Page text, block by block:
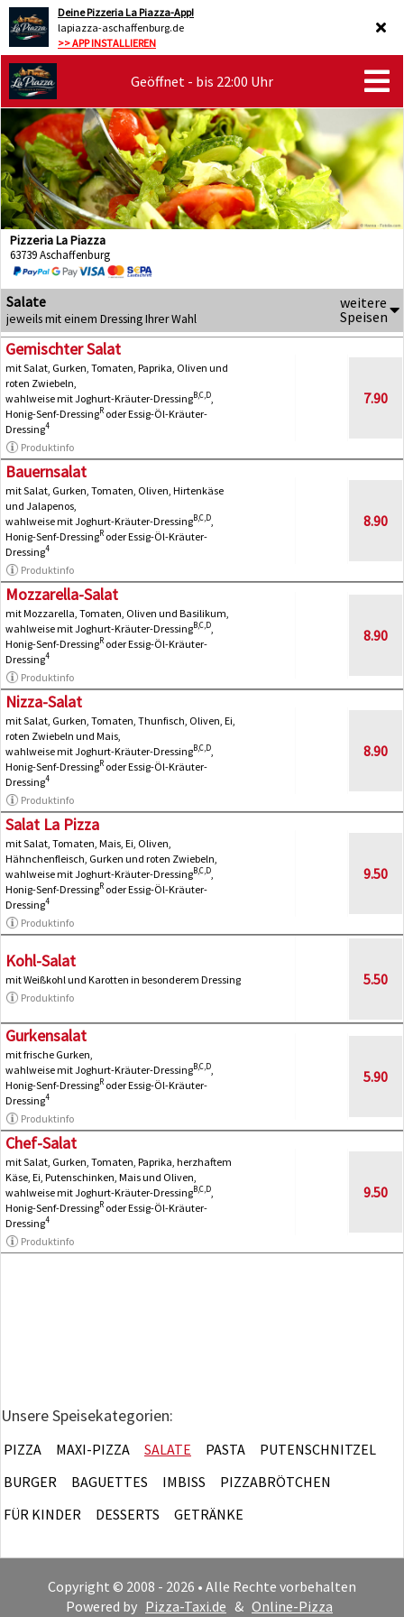
Deine Pizzeria La Piazza-App!
lapiazza-aschaffenburg.de
>> APP INSTALLIEREN
Geöffnet - bis 22:00 Uhr
Pizzeria La Piazza
63739 Aschaffenburg
Salate
jeweils mit einem Dressing Ihrer Wahl
weitere
Speisen
Gemischter Salat
mit Salat, Gurken, Tomaten, Paprika, Oliven und
roten Zwiebeln,
wahlweise mit Joghurt-Kräuter-DressingB,C,D
Honig-Senf-DressingR oder Essig-Öl-Kräuter-
Dressing4
Produktinfo
7.90
Bauernsalat
mit Salat, Gurken, Tomaten, Oliven, Hirtenkäse
und Jalapenos,
wahlweise mit Joghurt-Kräuter-DressingB,C,D
Honig-Senf-DressingR oder Essig-Öl-Kräuter-
Dressing4
Produktinfo
8.90
Mozzarella-Salat
mit Mozzarella, Tomaten, Oliven und Basilikum,
wahlweise mit Joghurt-Kräuter-DressingB,C,D
Honig-Senf-DressingR oder Essig-Öl-Kräuter-
Dressing4
Produktinfo
8.90
Nizza-Salat
mit Salat, Gurken, Tomaten, Thunfisch, Oliven, Ei,
roten Zwiebeln und Mais,
wahlweise mit Joghurt-Kräuter-DressingB,C,D
Honig-Senf-DressingR oder Essig-Öl-Kräuter-
Dressing4
Produktinfo
8.90
Salat La Pizza
mit Salat, Tomaten, Mais, Ei, Oliven,
Hähnchenfleisch, Gurken und roten Zwiebeln,
wahlweise mit Joghurt-Kräuter-DressingB,C,D
Honig-Senf-DressingR oder Essig-Öl-Kräuter-
Dressing4
Produktinfo
9.50
Kohl-Salat
mit Weißkohl und Karotten in besonderem Dressing
Produktinfo
5.50
Gurkensalat
mit frische Gurken,
wahlweise mit Joghurt-Kräuter-DressingB,C,D
Honig-Senf-DressingR oder Essig-Öl-Kräuter-
Dressing4
Produktinfo
5.90
Chef-Salat
mit Salat, Gurken, Tomaten, Paprika, herzhaftem
Käse, Ei, Putenschinken, Mais und Oliven,
wahlweise mit Joghurt-Kräuter-DressingB,C,D
Honig-Senf-DressingR oder Essig-Öl-Kräuter-
Dressing4
Produktinfo
9.50
Unsere Speisekategorien:
PIZZA MAXI-PIZZA SALATE PASTA
PUTENSCHNITZEL
BURGER
BAGUETTES IMBISS
PIZZABRÖTCHEN
FÜR KINDER
DESSERTS GETRÄNKE
Copyright © 2008 - 2026 • Alle Rechte vorbehalten
Powered by Pizza-Taxi.de & Online-Pizza